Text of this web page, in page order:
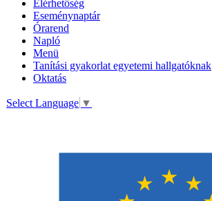
Elérhetőség
Eseménynaptár
Órarend
Napló
Menü
Tanítási gyakorlat egyetemi hallgatóknak
Oktatás
Select Language ▼